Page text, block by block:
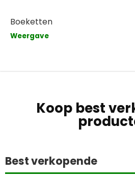
Boeketten
Weergave
Koop best
Best verkopende